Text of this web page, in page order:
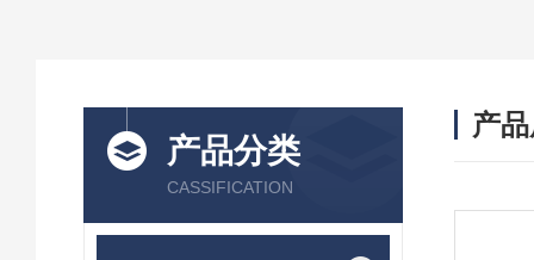
产品分类
CASSIFICATION
产